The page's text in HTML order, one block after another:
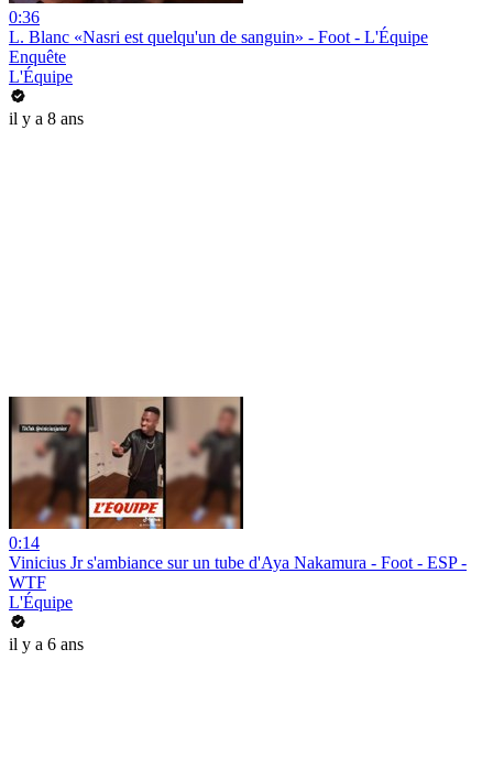
0:36
L. Blanc «Nasri est quelqu'un de sanguin» - Foot - L'Équipe
Enquête
L'Équipe
il y a 8 ans
0:14
Vinicius Jr s'ambiance sur un tube d'Aya Nakamura - Foot - ESP -
WTF
L'Équipe
il y a 6 ans